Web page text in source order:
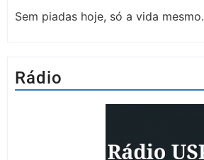
Sem piadas hoje, só a vida mesmo.
Rádio